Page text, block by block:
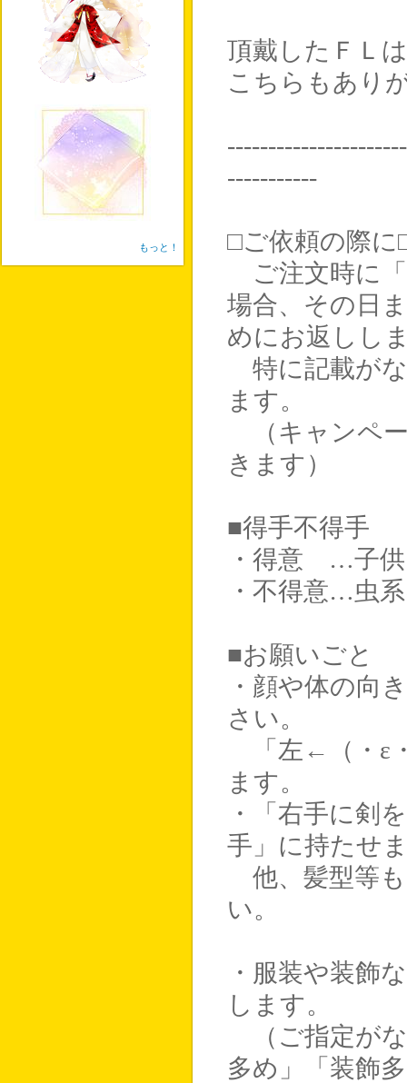
頂戴したＦＬ
こちらもあり
-----------
□ご依頼の際に
ご注文時に
場合、その日
めにお返しし
特に記載が
ます。
（キャンペ
きます）
■得手不得手
・得意 …子供
・不得意…虫
■お願いごと
・顔や体の向
さい。
「左←（・ε
ます。
・「右手に剣
手」に持たせ
他、髪型等
い。
・服装や装飾
します。
（ご指定が
多め」「装飾
もっと！